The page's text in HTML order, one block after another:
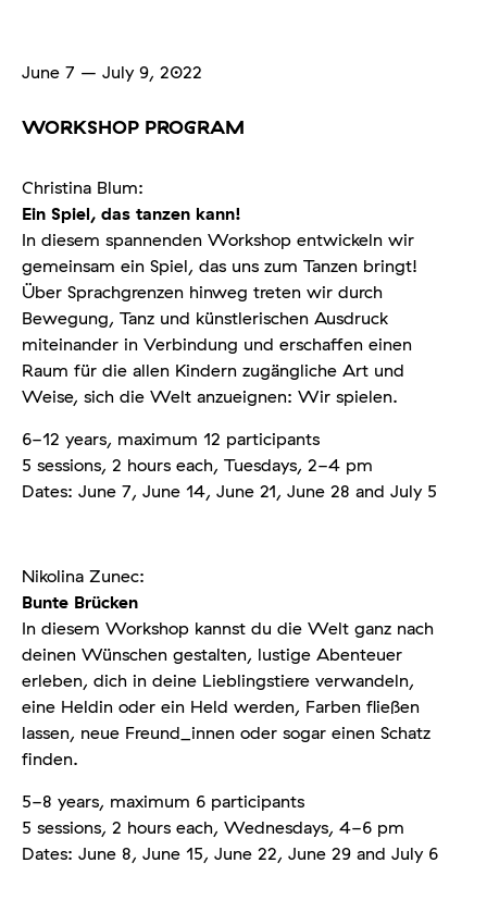
June 7 – July 9, 2022
WORKSHOP PROGRAM
Christina Blum:
Ein Spiel, das tanzen kann!
In diesem spannenden Workshop entwickeln wir
gemeinsam ein Spiel, das uns zum Tanzen bringt!
Über Sprachgrenzen hinweg treten wir durch
Bewegung, Tanz und künstlerischen Ausdruck
miteinander in Verbindung und erschaffen einen
Raum für die allen Kindern zugängliche Art und
Weise, sich die Welt anzueignen: Wir spielen.
6-12 years, maximum 12 participants
5 sessions, 2 hours each, Tuesdays, 2-4 pm
Dates: June 7, June 14, June 21, June 28 and July 5
Nikolina Zunec:
Bunte Brücken
In diesem Workshop kannst du die Welt ganz nach
deinen Wünschen gestalten, lustige Abenteuer
erleben, dich in deine Lieblingstiere verwandeln,
eine Heldin oder ein Held werden, Farben fließen
lassen, neue Freund_innen oder sogar einen Schatz
finden.
5-8 years, maximum 6 participants
5 sessions, 2 hours each, Wednesdays, 4-6 pm
Dates: June 8, June 15, June 22, June 29 and July 6